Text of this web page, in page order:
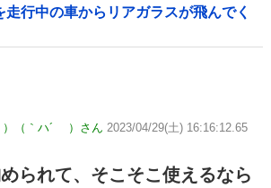
走行中の車からリアガラスが飛んでく
）（｀ハ´ ）さん 2023/04/29(土) 16:16:12.65
られて、そこそこ使えるなら